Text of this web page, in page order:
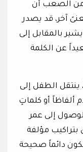
من الصعب أن
آخر، قد يصدر
بالمقابل إلى
عن الكلمة
الطفل إلى
ألفاظاً أو كلماتٍ
إلى عمر
مؤلفة
دائماً صحيحة